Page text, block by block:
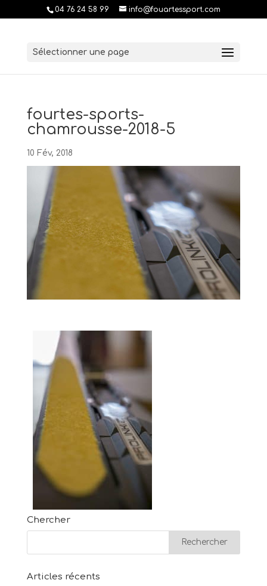
04 76 24 58 99 info@fouartessport.com
Sélectionner une page
fourtes-sports-
chamrousse-2018-5
10 Fév, 2018
Chercher
Articles récents